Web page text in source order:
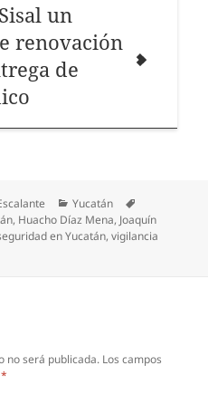
un
renovación
de
Categorías
Yucatán
, Huacho Díaz Mena, Joaquín
en Yucatán,vigilancia
no será publicada. Los campos
*